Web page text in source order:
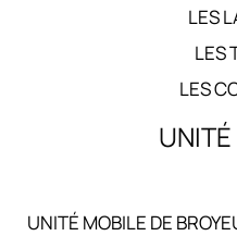
LES
LES
LES
UNITÉ MOBILE DE